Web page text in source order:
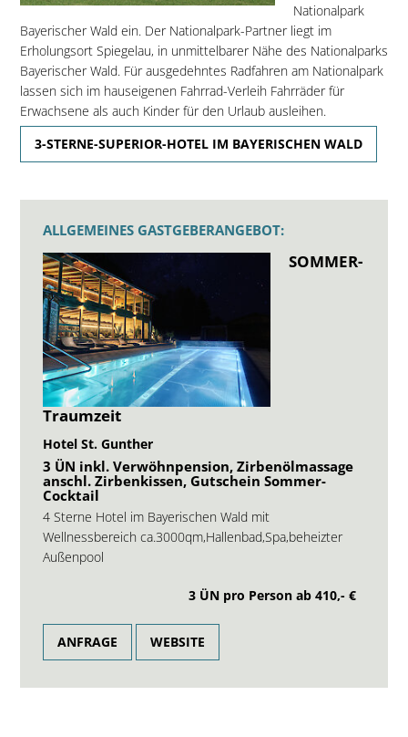
Nationalpark
Bayerischer Wald ein. Der Nationalpark-Partner liegt im
Erholungsort Spiegelau, in unmittelbarer Nähe des Nationalparks
Bayerischer Wald. Für ausgedehntes Radfahren am Nationalpark
lassen sich im hauseigenen Fahrrad-Verleih Fahrräder für
Erwachsene als auch Kinder für den Urlaub ausleihen.
3-STERNE-SUPERIOR-HOTEL IM BAYERISCHEN WALD
ALLGEMEINES GASTGEBERANGEBOT:
SOMMER-
Traumzeit
Hotel St. Gunther
3 ÜN inkl. Verwöhnpension, Zirbenölmassage
anschl. Zirbenkissen, Gutschein Sommer-
Cocktail
4 Sterne Hotel im Bayerischen Wald mit
Wellnessbereich ca.3000qm,Hallenbad,Spa,beheizter
Außenpool
3 ÜN pro Person ab 410,- €
ANFRAGE WEBSITE